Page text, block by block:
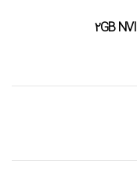
2GB